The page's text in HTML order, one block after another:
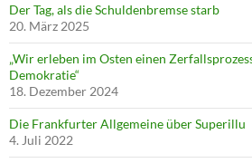
Der Tag, als die Schuldenbremse starb
20. März 2025
„Wir erleben im Osten einen
Demokratie“
18. Dezember 2024
Die Frankfurter Allgemeine über Superillu
4. Juli 2022